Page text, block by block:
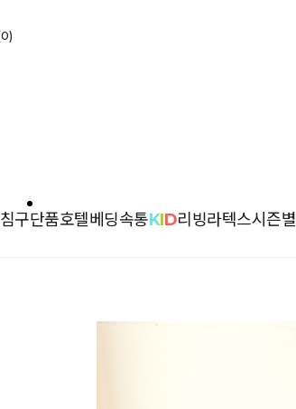
0
침구단품호텔베딩속통KID리빙라텍스시즌별